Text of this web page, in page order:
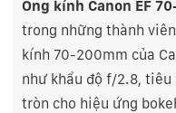
Ống kính Canon EF
trong những thành
kính 70-200mm của
như khẩu độ f/2.8, tiêu
tròn cho hiệu ứng